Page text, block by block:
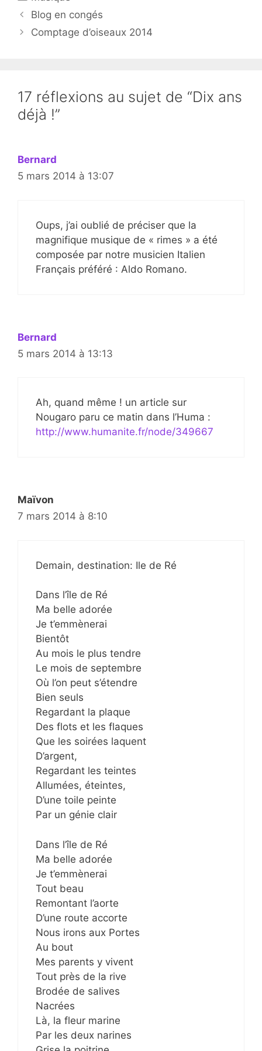
Blog en congés
Comptage d’oiseaux 2014
17 réflexions au sujet de “Dix ans
déjà !”
Bernard
5 mars 2014 à 13:07
Oups, j’ai oublié de préciser que la
magnifique musique de « rimes » a été
composée par notre musicien Italien
Français préféré : Aldo Romano.
Bernard
5 mars 2014 à 13:13
Ah, quand même ! un article sur
Nougaro paru ce matin dans l’Huma :
http://www.humanite.fr/node/349667
Maïvon
7 mars 2014 à 8:10
Demain, destination: Ile de Ré
Dans l’île de Ré
Ma belle adorée
Je t’emmènerai
Bientôt
Au mois le plus tendre
Le mois de septembre
Où l’on peut s’étendre
Bien seuls
Regardant la plaque
Des flots et les flaques
Que les soirées laquent
D’argent,
Regardant les teintes
Allumées, éteintes,
D’une toile peinte
Par un génie clair
Dans l’île de Ré
Ma belle adorée
Je t’emmènerai
Tout beau
Remontant l’aorte
D’une route accorte
Nous irons aux Portes
Au bout
Mes parents y vivent
Tout près de la rive
Brodée de salives
Nacrées
Là, la fleur marine
Par les deux narines